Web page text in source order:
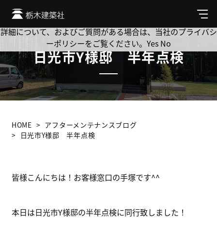
メ
ニ
ュ
日光市Y様邸 半年点検
HOME
アフターメンテナンスブログ
日光市Y様邸 半年点検
皆様こんにちは！お客様窓口の手塚です^^
本日は日光市Y様邸の半年点検に同行致しました！
Cookie を使用して、お客様の活動を追跡してもよろしいです
か? 当社ではお客様のプライバシーを極めて重視しています。
詳細について、およびご質問がある場合は、当社のプライバシ
ーポリシーをご覧ください。 Yes No